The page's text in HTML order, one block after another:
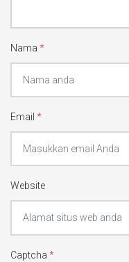
Nama *
Email *
Website
Captcha *